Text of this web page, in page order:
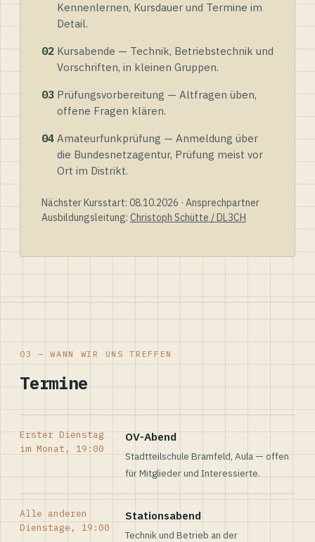
Kennenlernen, Kursdauer und Termine im
Detail.
02 Kursabende — Technik, Betriebstechnik und
Vorschriften, in kleinen Gruppen.
03 Prüfungsvorbereitung — Altfragen üben,
offene Fragen klären.
04 Amateurfunkprüfung — Anmeldung über
die Bundesnetzagentur, Prüfung meist vor
Ort im Distrikt.
Nächster Kursstart: 08.10.2026 · Ansprechpartner
Ausbildungsleitung: Christoph Schütte / DL3CH
03 — WANN WIR UNS TREFFEN
Termine
Erster Dienstag
im Monat, 19:00
OV-Abend
Stadtteilschule Bramfeld, Aula — offen
für Mitglieder und Interessierte.
Alle anderen
Dienstage, 19:00
Stationsabend
Technik und Betrieb an der